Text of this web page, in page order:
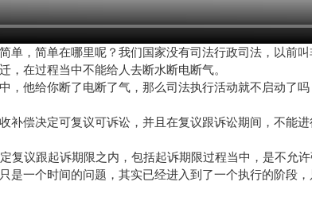
单，简单在哪里呢？我们国家没有司法行政司法，以前
，在过程当中不能给人去断水断电断气。
，他给你断了电断了气，那么司法执行活动就不启动了
补偿决定可复议可诉讼，并且在复议跟诉讼期间，不能
复议跟起诉期限之内，包括起诉期限过程当中，是不允
是一个时间的问题，其实已经进入到了一个执行的阶段